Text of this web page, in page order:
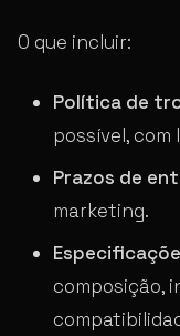
O que incluir:
Política de
possível,
Prazos de
marketing.
composição,